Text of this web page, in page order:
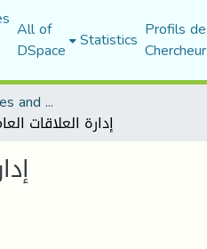
All of
DSpace Statistics Profils
Faculty of Humanities and Social Sciences
إدارة العلاقات